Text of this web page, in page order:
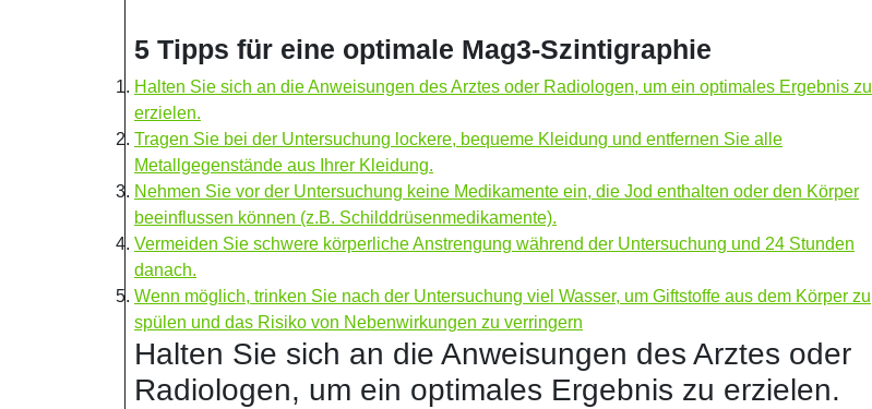
5 Tipps für eine optimale Mag3-Szintigraphie
Halten Sie sich an die Anweisungen des Arztes oder Radiologen, um ein optimales Ergebnis zu
erzielen.
Tragen Sie bei der Untersuchung lockere, bequeme Kleidung und entfernen Sie alle
Metallgegenstände aus Ihrer Kleidung.
Nehmen Sie vor der Untersuchung keine Medikamente ein, die Jod enthalten oder den Körper
beeinflussen können (z.B. Schilddrüsenmedikamente).
Vermeiden Sie schwere körperliche Anstrengung während der Untersuchung und 24 Stunden
danach.
Wenn möglich, trinken Sie nach der Untersuchung viel Wasser, um Giftstoffe aus dem Körper zu
spülen und das Risiko von Nebenwirkungen zu verringern
Halten Sie sich an die Anweisungen des Arztes oder
Radiologen, um ein optimales Ergebnis zu erzielen.